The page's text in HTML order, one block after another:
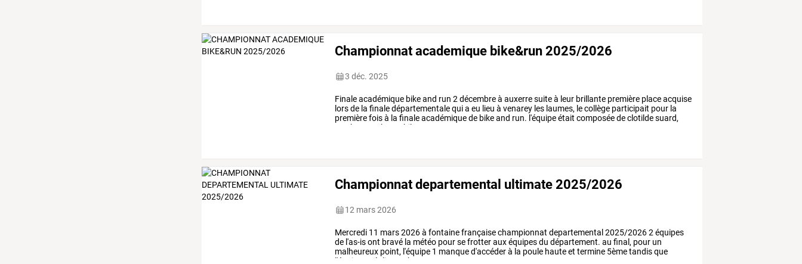
Championnat academique bike&run 2025/2026
3 déc. 2025
Finaleacadémique bikeand run 2décembreà auxerresuiteà leur brillante première placeacquise
lorsde la finaledépartementalequia eu lieu à venarey les laumes, lecollège participait pour la
premièrefoisà la finaleacadémiquede bikeand run. l'équipeétait composéedeclotildesuard,
bouyou-hennebil,
Championnat departemental ultimate 2025/2026
12 mars 2026
Mercredi 11 mars2026à fontainefrançaisechampionnat departemental 2025/20262 équipes
de l'as-isont bravé la météo poursefrotterauxéquipesdu département. au final, pour un
malheureux point, l'équipe 1 manqued'accéderà la poule hauteet termine 5èmetandisque
l'équipe
réalise beau